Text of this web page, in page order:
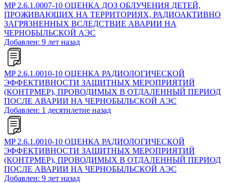
MP 2.6.1.0007-10 ОЦЕНКА ДОЗ ОБЛУЧЕНИЯ ДЕТЕЙ,
ПРОЖИВАЮЩИХ НА ТЕРРИТОРИЯХ, РАДИОАКТИВНО
ЗАГРЯЗНЕННЫХ ВСЛЕДСТВИЕ АВАРИИ НА
ЧЕРНОБЫЛЬСКОЙ АЭС
Добавлен: 9 лет назад
MP 2.6.1.0010-10 ОЦЕНКА РАДИОЛОГИЧЕСКОЙ
ЭФФЕКТИВНОСТИ ЗАЩИТНЫХ МЕРОПРИЯТИЙ
(КОНТРМЕР), ПРОВОДИМЫХ В ОТДАЛЕННЫЙ ПЕРИОД
ПОСЛЕ АВАРИИ НА ЧЕРНОБЫЛЬСКОЙ АЭС
Добавлен: 1 десятилетие назад
MP 2.6.1.0010-10 ОЦЕНКА РАДИОЛОГИЧЕСКОЙ
ЭФФЕКТИВНОСТИ ЗАЩИТНЫХ МЕРОПРИЯТИЙ
(КОНТРМЕР), ПРОВОДИМЫХ В ОТДАЛЕННЫЙ ПЕРИОД
ПОСЛЕ АВАРИИ НА ЧЕРНОБЫЛЬСКОЙ АЭС
Добавлен: 9 лет назад